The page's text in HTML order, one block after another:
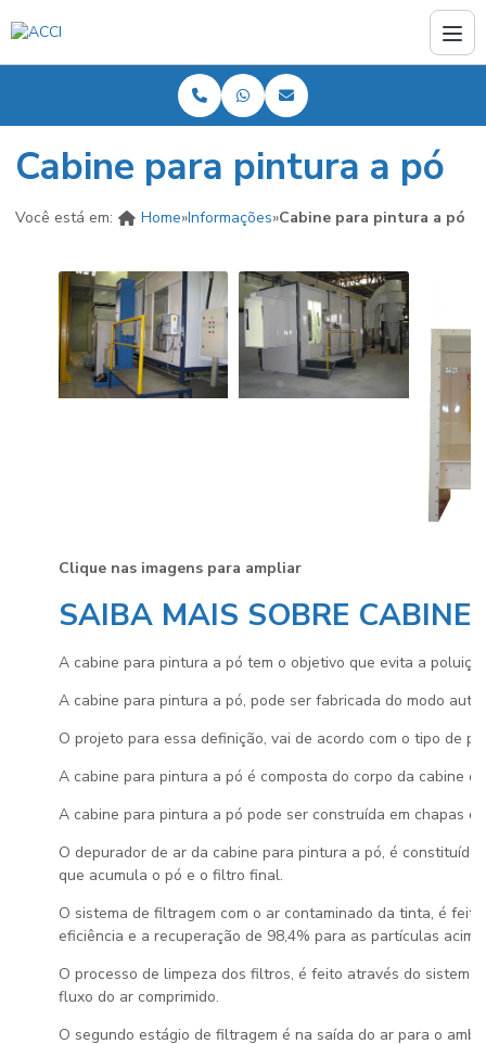
Cabine para pintura a pó
Você está em: Home»Informações»Cabine para pintura a pó
Clique nas imagens para ampliar
SAIBA MAIS SOBRE
A cabine para pintura a pó tem o objetivo que evita a
A cabine para pintura a pó, pode ser fabricada do modo
O projeto para essa definição, vai de acordo com o tipo de
A cabine para pintura a pó é composta do corpo da cabine
A cabine para pintura a pó pode ser construída em chapas
O depurador de ar da cabine para pintura a pó, é constituído
que acumula o pó e o filtro final.
O sistema de filtragem com o ar contaminado da tinta, é
eficiência e a recuperação de 98,4% para as partículas
O processo de limpeza dos filtros, é feito através do
fluxo do ar comprimido.
O segundo estágio de filtragem é na saída do ar para o